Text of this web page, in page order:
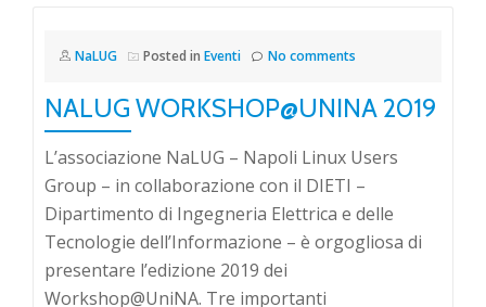
NaLUG Posted in Eventi No comments
NALUG WORKSHOP@UNINA 2019
L’associazione NaLUG – Napoli Linux Users
Group – in collaborazione con il DIETI –
Dipartimento di Ingegneria Elettrica e delle
Tecnologie dell’Informazione – è orgogliosa di
presentare l’edizione 2019 dei
Workshop@UniNA. Tre importanti